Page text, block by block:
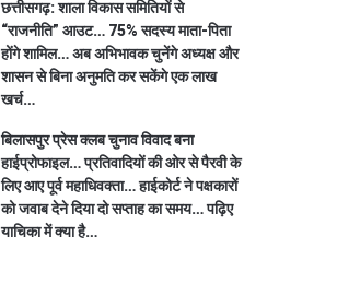
छत्तीसगढ़: शाला विकास समितियों से
“राजनीति” आउट… 75% सदस्य माता-पिता
होंगे शामिल… अब अभिभावक चुनेंगे अध्यक्ष और
शासन से बिना अनुमति कर सकेंगे एक लाख
खर्च…
बिलासपुर प्रेस क्लब चुनाव विवाद बना
हाईप्रोफाइल… प्रतिवादियों की ओर से पैरवी के
लिए आए पूर्व महाधिवक्ता… हाईकोर्ट ने पक्षकारों
को जवाब देने दिया दो सप्ताह का समय… पढ़िए
याचिका में क्या है…